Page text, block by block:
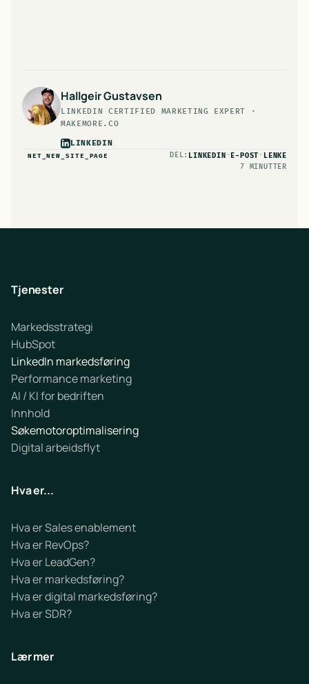
Hallgeir Gustavsen
LINKEDIN CERTIFIED MARKETING EXPERT ·
MAKEMORE.CO
LINKEDIN
NET_NEW_SITE_PAGE DEL: LINKEDIN · E-POST · LENKE
7 MINUTTER
Tjenester
Markedsstrategi
HubSpot
LinkedIn markedsføring
Performance marketing
AI / KI for bedriften
Innhold
Søkemotoroptimalisering
Digital arbeidsflyt
Hva er...
Hva er Sales enablement
Hva er RevOps?
Hva er LeadGen?
Hva er markedsføring?
Hva er digital markedsføring?
Hva er SDR?
Lær mer